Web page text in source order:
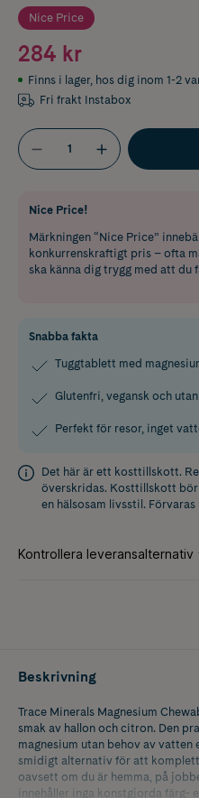
Nice Price
284 kr
Finns i lager, hos dig inom 1-2
Fri frakt Instabox
Nice Price!
Märkningen “Nice Price”
konkurrenskraftigt pris – ofta
ska känna dig trygg med att
Snabba fakta
Tuggtablett med
Glutenfri, vegansk och
Perfekt för resor, inget
Det här är ett kosttillskott.
överskridas. Kosttillskott
en hälsosam livsstil.
Beskrivning
Trace Minerals Magnesium
smak av hallon och citron. Den
magnesium utan behov av
smidigt alternativ för att
oavsett om du är hemma, på
innehåller inga konstgjorda färg-